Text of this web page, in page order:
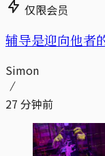
仅限会员
辅导是迎向他
Simon
27 分钟前